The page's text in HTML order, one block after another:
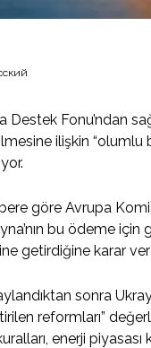
Destek Fonu’ndan
ilişkin
göre Avrupa
bu ödeme
getirdiğine karar
sonra
reformları”
enerji piyasası